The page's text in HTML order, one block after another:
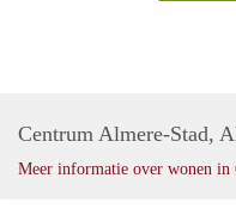
Centrum Almere-Stad,
Meer informatie over wonen in